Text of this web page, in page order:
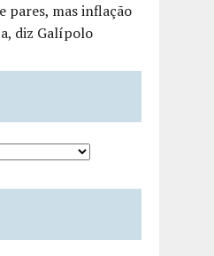
pares, mas inflação
diz Galípolo